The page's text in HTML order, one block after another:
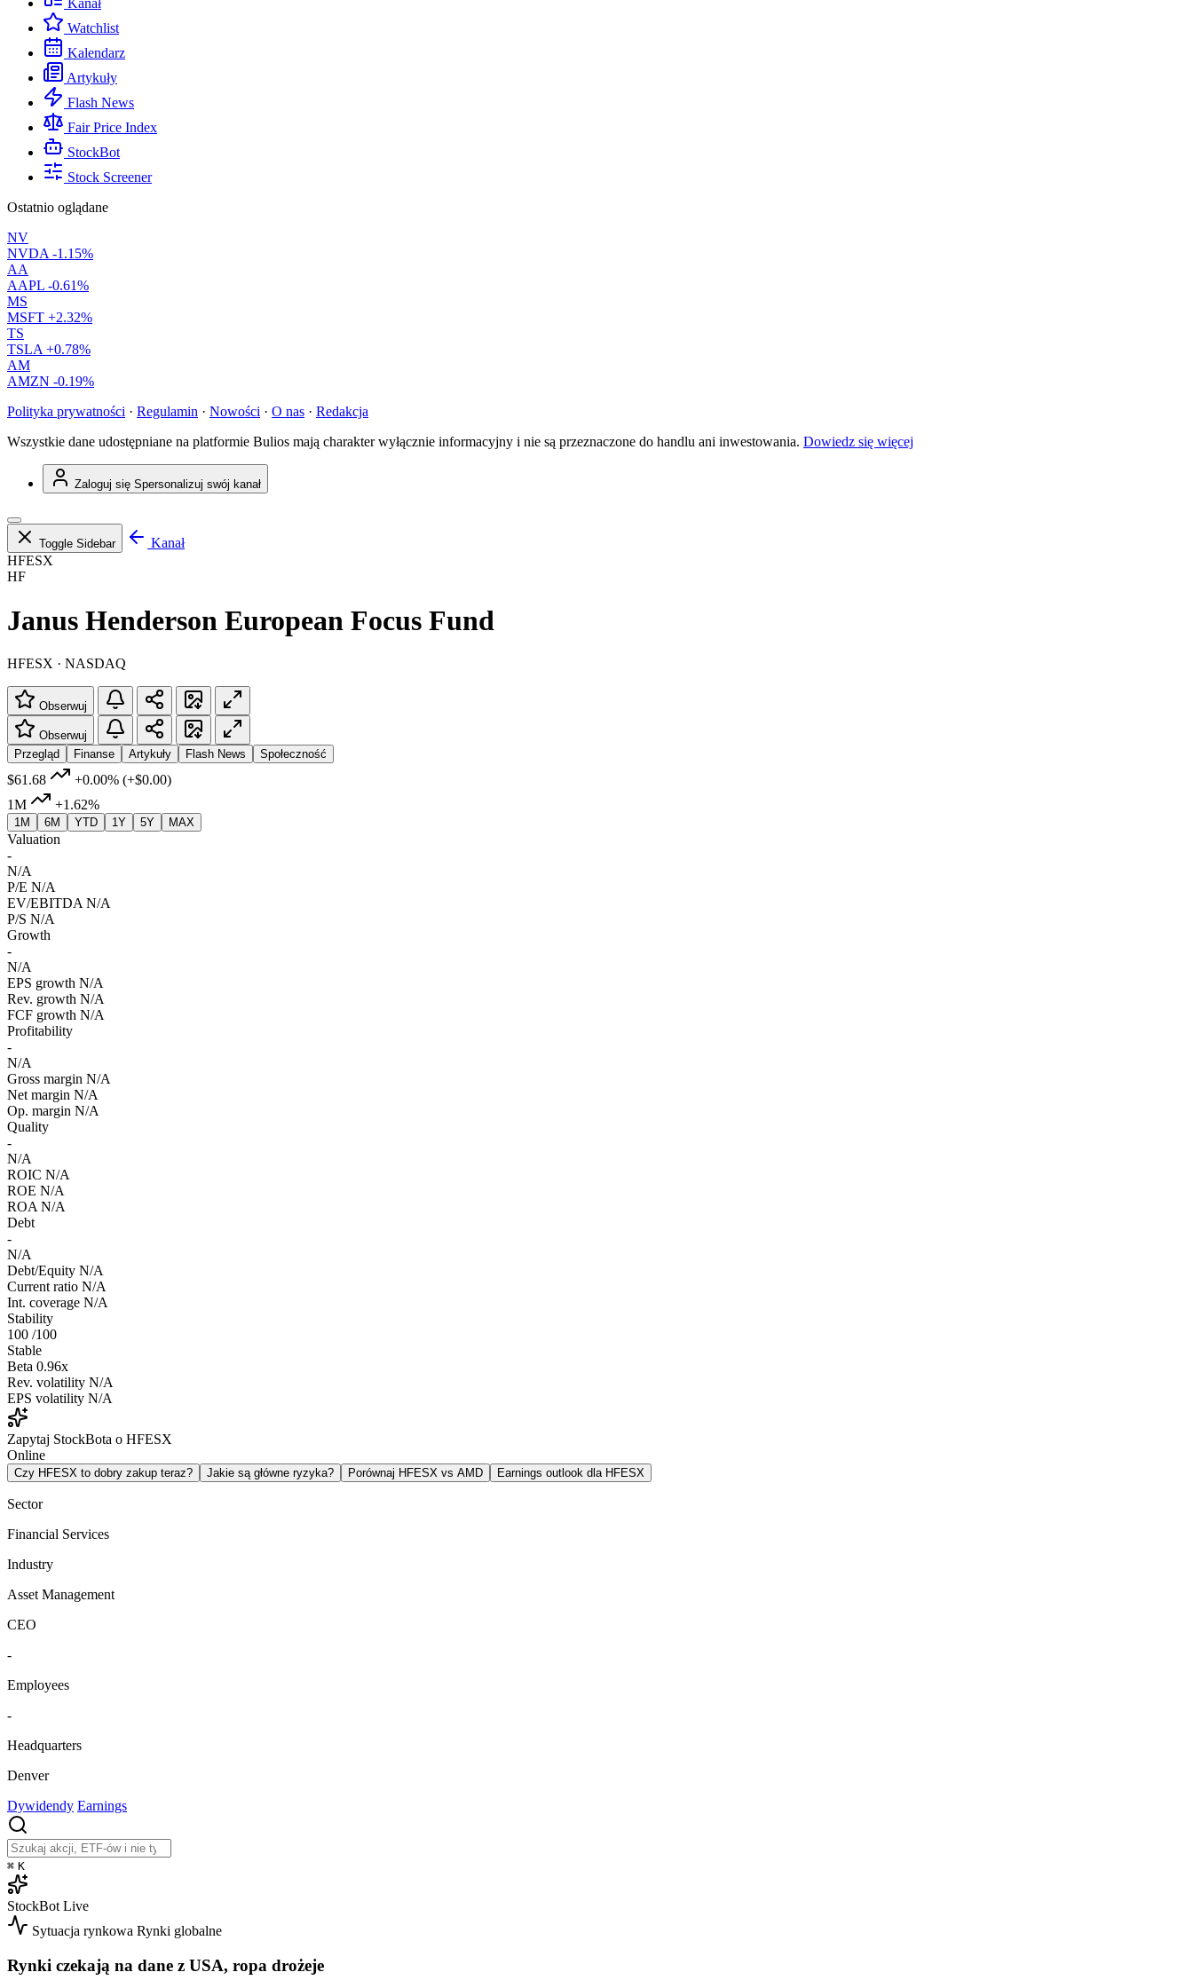
Kanał
Watchlist
Kalendarz
Artykuły
Flash News
Fair Price Index
StockBot
Stock Screener
Ostatnio oglądane
NV
NVDA -1.15%
AA
AAPL -0.61%
MS
MSFT +2.32%
TS
TSLA +0.78%
AM
AMZN -0.19%
Polityka prywatności · Regulamin · Nowości · O nas · Redakcja
Wszystkie dane udostępniane na platformie Bulios mają charakter wyłącznie informacyjny i nie są przeznaczone do handlu ani inwestowania. Dowiedz się więcej
Zaloguj się Spersonalizuj swój kanał
Toggle Sidebar
Kanał
HFESX
HF
Janus Henderson European Focus Fund
HFESX · NASDAQ
Obserwuj
Obserwuj
Przegląd
Finanse Artykuły Flash News Społeczność
$61.68 +0.00% (+$0.00)
1M
+1.62%
1M 6M YTD 1Y 5Y MAX
Valuation
-
N/A
P/E N/A
EV/EBITDA N/A
P/S N/A
Growth
-
N/A
EPS growth N/A
Rev. growth N/A
FCF growth N/A
Profitability
-
N/A
Gross margin N/A
Net margin N/A
Op. margin N/A
Quality
-
N/A
ROIC N/A
ROE N/A
ROA N/A
Debt
-
N/A
Debt/Equity N/A
Current ratio N/A
Int. coverage N/A
Stability
100 /100
Stable
Beta 0.96x
Rev. volatility N/A
EPS volatility N/A
Zapytaj StockBota o HFESX
Online
Czy HFESX to dobry zakup teraz? Jakie są główne ryzyka? Porównaj HFESX vs AMD Earnings outlook dla HFESX
Sector
Financial Services
Industry
Asset Management
CEO
-
Employees
-
Headquarters
Denver
Dywidendy Earnings
⌘ K
StockBot Live
Sytuacja rynkowa Rynki globalne
Rynki czekają na dane z USA, ropa drożeje